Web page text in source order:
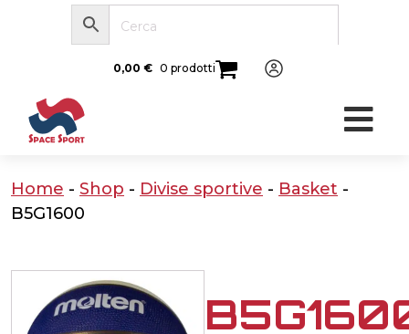
0,00 € 0 prodotti
Home - Shop - Divise sportive - Basket -
B5G1600